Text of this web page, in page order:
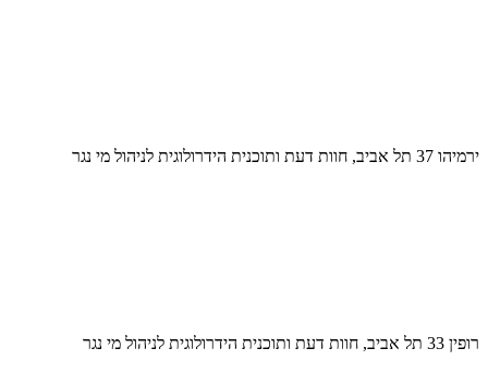
ירמיהו 37 תל אביב, חוות דעת ותוכנית הידרולוגית לניהול מי נגר
רופין 33 תל אביב, חוות דעת ותוכנית הידרולוגית לניהול מי נגר